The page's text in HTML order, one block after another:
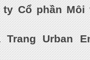
ty Cổ phần
Trang Urban